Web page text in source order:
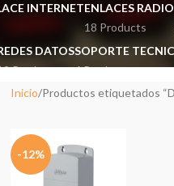
INTERNETENLACES RADIO
18 Products
DATOS
Products
SOPORTE
6 Products
Inicio Productos etiquetados
-12%